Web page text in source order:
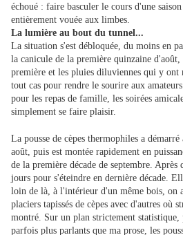
échoué : faire basculer le cours d'une
entièrement vouée aux limbes.
La lumière au bout du tunnel...
La situation s'est débloquée, du moins en
la canicule de la première quinzaine
première et les pluies diluviennes qui y
tout cas pour rendre le sourire aux
pour les repas de famille, les soirées
simplement se faire plaisir.
La pousse de cèpes thermophiles a
août, puis est montée rapidement en
de la première décade de septembre.
jours pour s'éteindre en dernière décade.
loin de là, à l'intérieur d'un même bois, on
placiers tapissés de cèpes avec d'autres où
montré. Sur un plan strictement statistique,
parfois plus parlants que ma prose, les